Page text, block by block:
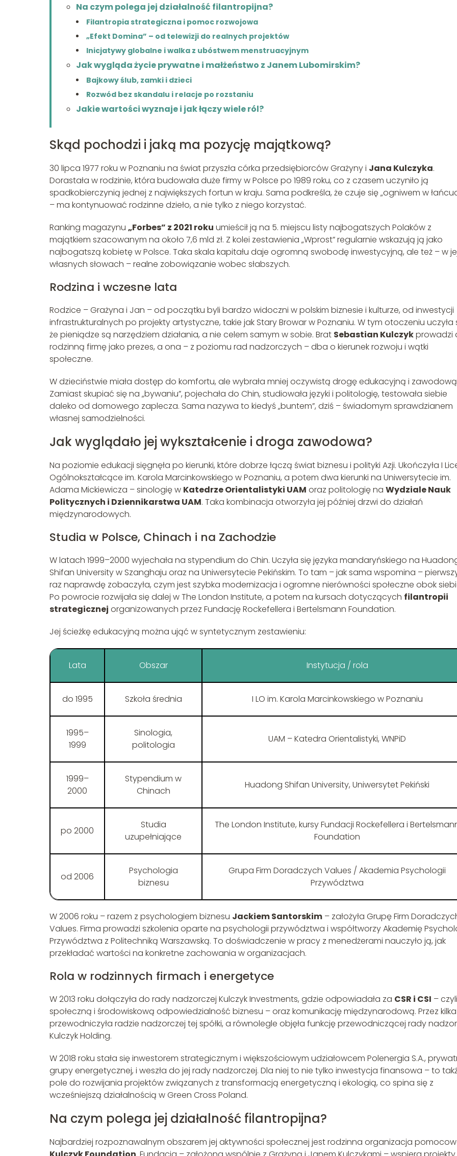
Na czym polega jej działalność filantropijna?
Filantropia strategiczna i pomoc rozwojowa
„Efekt Domina” – od telewizji do realnych projektów
Inicjatywy globalne i walka z ubóstwem menstruacyjnym
Jak wygląda życie prywatne i małżeństwo z Janem Lubomirskim?
Bajkowy ślub, zamki i dzieci
Rozwód bez skandalu i relacje po rozstaniu
Jakie wartości wyznaje i jak łączy wiele ról?
Skąd pochodzi i jaką ma pozycję majątkową?
30 lipca 1977 roku w Poznaniu na świat przyszła córka przedsiębiorców Grażyny i Jana Kulczyka.
Dorastała w rodzinie, która budowała duże firmy w Polsce po 1989 roku, co z czasem uczyniło ją
spadkobierczynią jednej z największych fortun w kraju. Sama podkreśla, że czuje się „ogniwem w
– ma kontynuować rodzinne dzieło, a nie tylko z niego korzystać.
Ranking magazynu „Forbes” z 2021 roku umieścił ją na 5. miejscu listy najbogatszych Polaków z
majątkiem szacowanym na około 7,6 mld zł. Z kolei zestawienia „Wprost” regularnie wskazują ją jako
najbogatszą kobietę w Polsce. Taka skala kapitału daje ogromną swobodę inwestycyjną, ale też – w
własnych słowach – realne zobowiązanie wobec słabszych.
Rodzina i wczesne lata
Rodzice – Grażyna i Jan – od początku byli bardzo widoczni w polskim biznesie i kulturze, od inwestycji
infrastrukturalnych po projekty artystyczne, takie jak Stary Browar w Poznaniu. W tym otoczeniu uczyła
że pieniądze są narzędziem działania, a nie celem samym w sobie. Brat Sebastian Kulczykprowadzi
rodzinną firmę jako prezes, a ona – z poziomu rad nadzorczych – dba o kierunek rozwoju i wątki
społeczne.
W dzieciństwie miała dostęp do komfortu, ale wybrała mniej oczywistą drogę edukacyjną i
Zamiast skupiać się na „bywaniu”, pojechała do Chin, studiowała języki i politologię, testowała siebie
daleko od domowego zaplecza. Sama nazywa to kiedyś „buntem”, dziś – świadomym sprawdzianem
własnej samodzielności.
Jak wyglądało jej wykształcenie i droga zawodowa?
Na poziomie edukacji sięgnęła po kierunki, które dobrze łączą świat biznesu i polityki Azji. Ukończyła I
Ogólnokształcące im. Karola Marcinkowskiego w Poznaniu, a potem dwa kierunki na Uniwersytecie im.
Adama Mickiewicza – sinologię w Katedrze Orientalistyki UAM oraz politologię na Wydziale Nauk
Politycznych i Dziennikarstwa UAM. Taka kombinacja otworzyła jej później drzwi do działań
międzynarodowych.
Studia w Polsce, Chinach i na Zachodzie
W latach 1999–2000 wyjechała na stypendium do Chin. Uczyła się języka mandaryńskiego na
Shifan University w Szanghaju oraz na Uniwersytecie Pekińskim. To tam – jak sama wspomina –
raz naprawdę zobaczyła, czym jest szybka modernizacja i ogromne nierówności społeczne obok
Po powrocie rozwijała się dalej w The London Institute, a potem na kursach dotyczących filantropii
strategicznej organizowanych przez Fundację Rockefellera i Bertelsmann Foundation.
Jej ścieżkę edukacyjną można ująć w syntetycznym zestawieniu:
Lata Obszar Instytucja / rola
do 1995 Szkoła średnia I LO im. Karola Marcinkowskiego w Poznaniu
1995–
1999
Sinologia,
politologia
UAM – Katedra Orientalistyki, WNPiD
1999–
2000
Stypendium w
Chinach
Huadong Shifan University, Uniwersytet Pekiński
po 2000
Studia
uzupełniające
The London Institute, kursy Fundacji Rockefellera i
Foundation
od 2006
Psychologia
biznesu
Grupa Firm Doradczych Values / Akademia Psychologii
Przywództwa
W 2006 roku – razem z psychologiem biznesu Jackiem Santorskim – założyła Grupę Firm
Values. Firma prowadzi szkolenia oparte na psychologii przywództwa i współtworzy Akademię
Przywództwa z Politechniką Warszawską. To doświadczenie w pracy z menedżerami nauczyło ją, jak
przekładać wartości na konkretne zachowania w organizacjach.
Rola w rodzinnych firmach i energetyce
W 2013 roku dołączyła do rady nadzorczej Kulczyk Investments, gdzie odpowiadała za CSR i CSI – czyli
społeczną i środowiskową odpowiedzialność biznesu – oraz komunikację międzynarodową. Przez
przewodniczyła radzie nadzorczej tej spółki, a równolegle objęła funkcję przewodniczącej rady
Kulczyk Holding.
W 2018 roku stała się inwestorem strategicznym i większościowym udziałowcem Polenergia S.A.,
grupy energetycznej, i weszła do jej rady nadzorczej. Dla niej to nie tylko inwestycja finansowa – to
pole do rozwijania projektów związanych z transformacją energetyczną i ekologią, co spina się z
wcześniejszą działalnością w Green Cross Poland.
Na czym polega jej działalność filantropijna?
Najbardziej rozpoznawalnym obszarem jej aktywności społecznej jest rodzinna organizacja